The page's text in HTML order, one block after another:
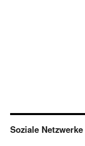
Soziale Netzwerke